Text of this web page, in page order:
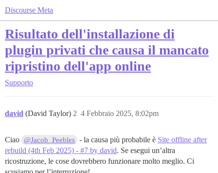
Discourse Meta
Risultato dell'installazione di
plugin privati che causa il mancato
ripristino dell'app online
Supporto
david (David Taylor) 4 Febbraio 2025, 8:02pm
2
Ciao @Jacob_Peebles - la causa più probabile è Site offline after
rebuild (4th Feb 2025) - #7 by david. Se esegui un’altra
ricostruzione, le cose dovrebbero funzionare molto meglio. Ci